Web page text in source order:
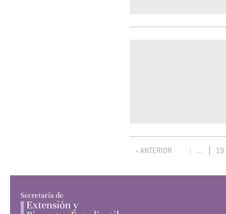
‹ ANTERIOR … 19